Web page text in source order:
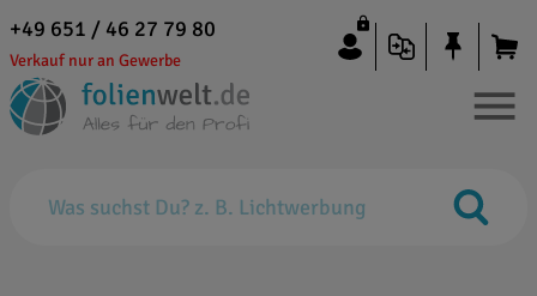
+49 651 / 46 27 79 80
Verkauf nur an Gewerbe